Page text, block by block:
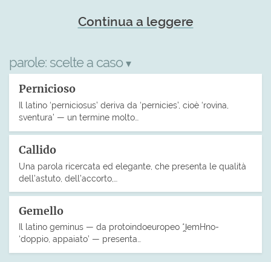
Continua a leggere
parole: scelte a caso ▾
Pernicioso
Il latino ‘perniciosus’ deriva da ‘pernicies’, cioè ‘rovina,
sventura’ — un termine molto…
Callido
Una parola ricercata ed elegante, che presenta le qualità
dell’astuto, dell’accorto,…
Gemello
Il latino geminus — da protoindoeuropeo *i̯emHno-
‘doppio, appaiato’ — presenta…